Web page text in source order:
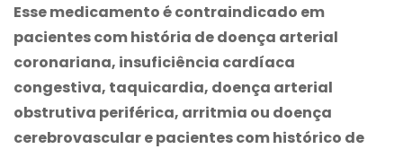
Esse medicamento é contraindicado em
pacientes com história de doença arterial
coronariana, insuficiência cardíaca
congestiva, taquicardia, doença arterial
obstrutiva periférica, arritmia ou doença
cerebrovascular e pacientes com histórico de